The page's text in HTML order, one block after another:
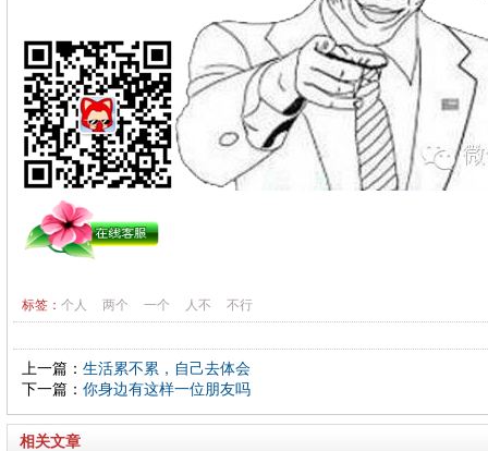
标签： 个人 两个 一个 人不 不行
上一篇： 生活累不累，自己去体会
下一篇： 你身边有这样一位朋友吗
相关文章